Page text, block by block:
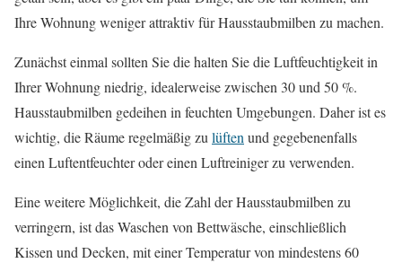
Ihre Wohnung weniger attraktiv für Hausstaubmilben zu machen.
Zunächst einmal sollten Sie die halten Sie die Luftfeuchtigkeit in
Ihrer Wohnung niedrig, idealerweise zwischen 30 und 50 %.
Hausstaubmilben gedeihen in feuchten Umgebungen. Daher ist es
wichtig, die Räume regelmäßig zu lüften und gegebenenfalls
einen Luftentfeuchter oder einen Luftreiniger zu verwenden.
Eine weitere Möglichkeit, die Zahl der Hausstaubmilben zu
verringern, ist das Waschen von Bettwäsche, einschließlich
Kissen und Decken, mit einer Temperatur von mindestens 60